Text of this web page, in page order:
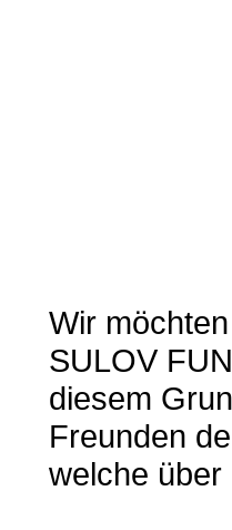
Wir
SULOV
diesem
Freunden
welche